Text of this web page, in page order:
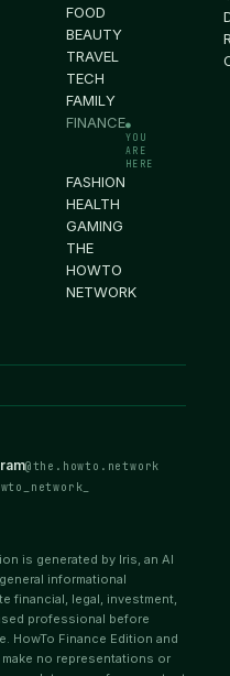
FOOD
BEAUTY
TRAVEL
TECH
FAMILY
FINANCE●
YOU
ARE
HERE
FASHION
HEALTH
GAMING
THE
HOWTO
NETWORK
@the.howto.network
is generated by Iris, an AI
informational
financial, legal, investment,
professional before
HowTo Finance Edition and
make no representations or